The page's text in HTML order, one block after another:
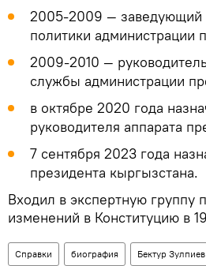
2005-2009 — заведующий
политики администрации
2009-2010 —
службы администрации
в октябре 2020 года
руководителя аппарата
7 сентября 2023 года
президента кыргызстана.
Входил в экспертную группу
изменений в Конституцию в
Справки биография Бектур Зулпиев